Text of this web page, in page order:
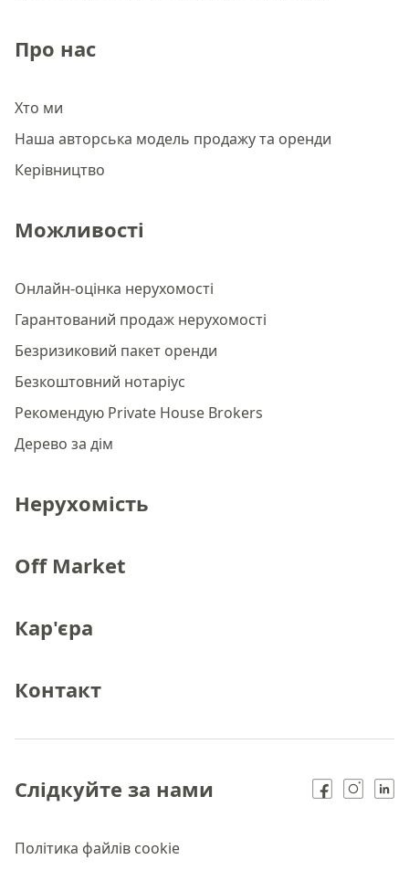
Про нас
Хто ми
Наша авторська модель продажу та оренди
Керівництво
Можливості
Онлайн-оцінка нерухомості
Гарантований продаж нерухомості
Безризиковий пакет оренди
Безкоштовний нотаріус
Рекомендую Private House Brokers
Дерево за дім
Нерухомість
Off Market
Кар'єра
Контакт
Політика файлів cookie
Слідкуйте за нами